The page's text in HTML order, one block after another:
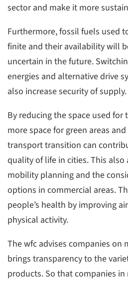
sector and make it more
Furthermore, fossil fuels used
finite and their availability will
uncertain in the future.
energies and alternative drive
also increase security of supply.
By reducing the space used
more space for green areas
transport transition can
quality of life in cities. This
mobility planning and the
options in commercial areas.
people’s health by improving
physical activity.
The wfc advises companies on
brings transparency to the
products. So that companies